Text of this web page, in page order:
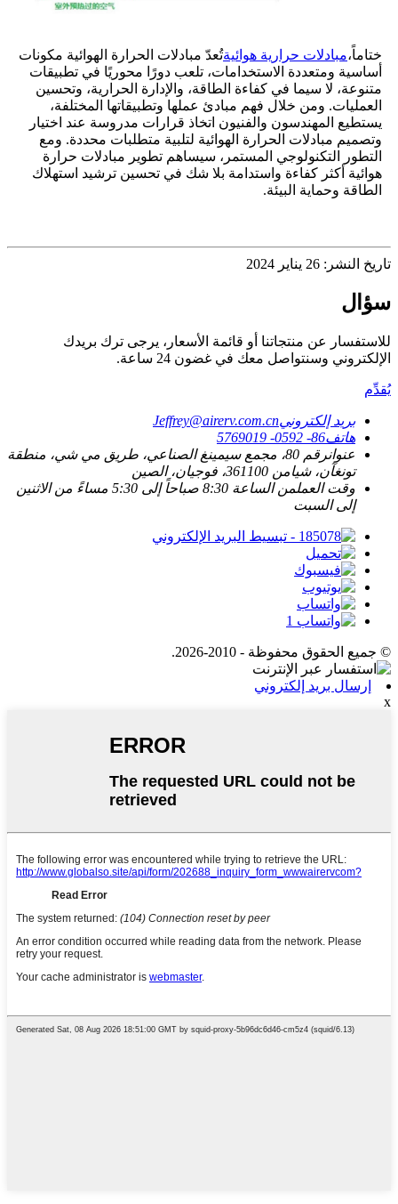
ختاماً،مبادلات حرارية هوائيةتُعدّ مبادلات الحرارة الهوائية مكونات
أساسية ومتعددة الاستخدامات، تلعب دورًا محوريًا في تطبيقات
متنوعة، لا سيما في كفاءة الطاقة، والإدارة الحرارية، وتحسين
العمليات. ومن خلال فهم مبادئ عملها وتطبيقاتها المختلفة،
يستطيع المهندسون والفنيون اتخاذ قرارات مدروسة عند اختيار
وتصميم مبادلات الحرارة الهوائية لتلبية متطلبات محددة. ومع
التطور التكنولوجي المستمر، سيساهم تطوير مبادلات حرارة
هوائية أكثر كفاءة واستدامة بلا شك في تحسين ترشيد استهلاك
الطاقة وحماية البيئة.
تاريخ النشر: 26 يناير 2024
سؤال
للاستفسار عن منتجاتنا أو قائمة الأسعار، يرجى ترك بريدك
الإلكتروني وسنتواصل معك في غضون 24 ساعة.
يُقدِّم
بريد إلكترونيJeffrey@airerv.com.cn
هاتف86- 0592- 5769019
عنوان
رقم 80، مجمع سيمينغ الصناعي، طريق مي شي، منطقة
تونغآن، شيامن 361100، فوجيان، الصين
وقت العمل
من الساعة 8:30 صباحاً إلى 5:30 مساءً من الاثنين
إلى السبت
© جميع الحقوق محفوظة - 2010-2026.
إرسال بريد إلكتروني
x